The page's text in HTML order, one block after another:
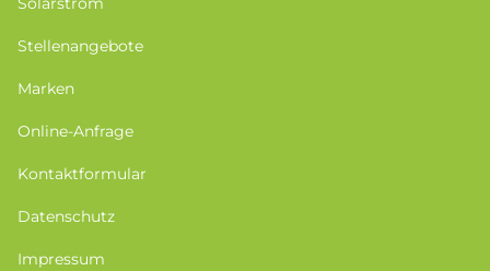
Stellenangebote
Marken
Online-Anfrage
Kontaktformular
Datenschutz
Impressum